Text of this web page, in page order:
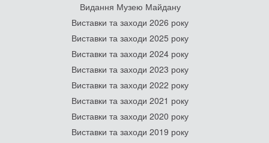
Видання Музею Майдану
Виставки та заходи 2026 року
Виставки та заходи 2025 року
Виставки та заходи 2024 року
Виставки та заходи 2023 року
Виставки та заходи 2022 року
Виставки та заходи 2021 року
Виставки та заходи 2020 року
Виставки та заходи 2019 року